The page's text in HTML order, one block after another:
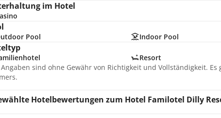
im Hotel
Pool Indoor Pool
Resort
sind ohne Gewähr von Richtigkeit und Vollständigkeit.
Hotelbewertungen zum Hotel Familotel Dilly